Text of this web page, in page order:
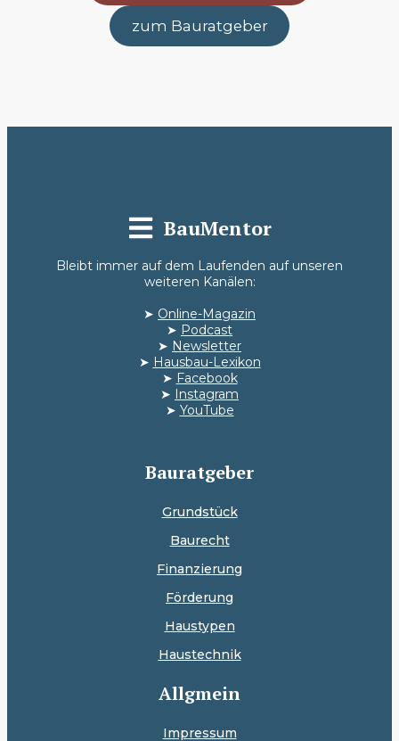
zum Bauratgeber
BauMentor
Bleibt immer auf dem Laufenden auf unseren
weiteren Kanälen:
➤ Online-Magazin
➤ Podcast
➤ Newsletter
➤ Hausbau-Lexikon
➤ Facebook
➤
Instagram
➤ YouTube
Bauratgeber
Grundstück
Baurecht
Finanzierung
Förderung
Haustypen
Haustechnik
Allgmein
Impressum